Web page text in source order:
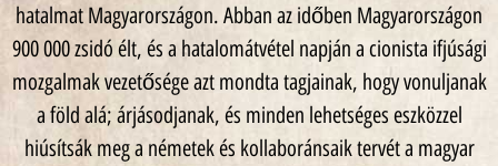
hatalmat Magyarországon. Abban az időben Magyarországon
900 000 zsidó élt, és a hatalomátvétel napján a cionista ifjúsági
mozgalmak vezetősége azt mondta tagjainak, hogy vonuljanak
a föld alá; árjásodjanak, és minden lehetséges eszközzel
hiúsítsák meg a németek és kollaboránsaik tervét a magyar